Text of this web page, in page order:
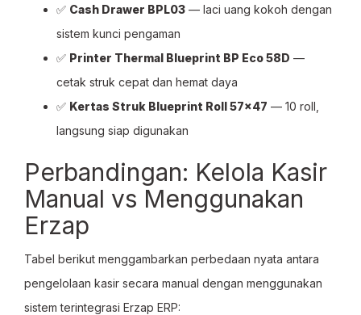
✅ Cash Drawer BPL03 — laci uang kokoh dengan
sistem kunci pengaman
✅ Printer Thermal Blueprint BP Eco 58D —
cetak struk cepat dan hemat daya
✅ Kertas Struk Blueprint Roll 57×47 — 10 roll,
langsung siap digunakan
Perbandingan: Kelola Kasir
Manual vs Menggunakan
Erzap
Tabel berikut menggambarkan perbedaan nyata antara
pengelolaan kasir secara manual dengan menggunakan
sistem terintegrasi Erzap ERP: